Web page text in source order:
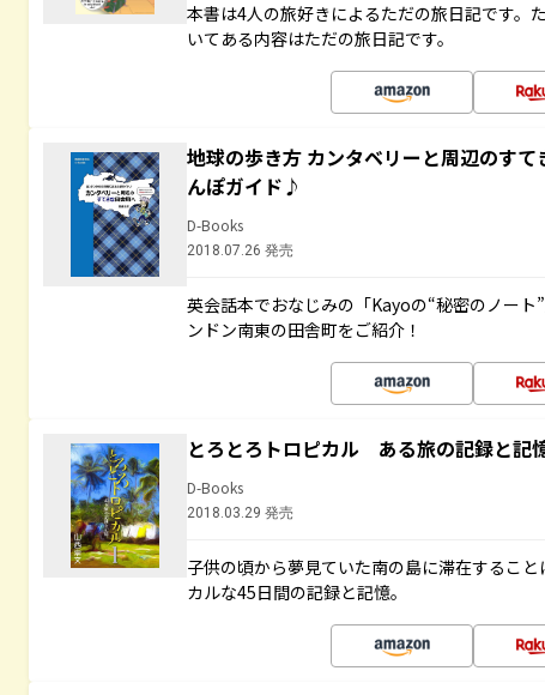
本書は4人の旅好きによるただの旅日記です。
いてある内容はただの旅日記です。
地球の歩き方 カンタベリーと周辺のす
んぽガイド♪
D-Books
2018.07.26 発売
英会話本でおなじみの「Kayoの“秘密のノー
ンドン南東の田舎町をご紹介！
とろとろトロピカル ある旅の記録と
D-Books
2018.03.29 発売
子供の頃から夢見ていた南の島に滞在するこ
カルな45日間の記録と記憶。